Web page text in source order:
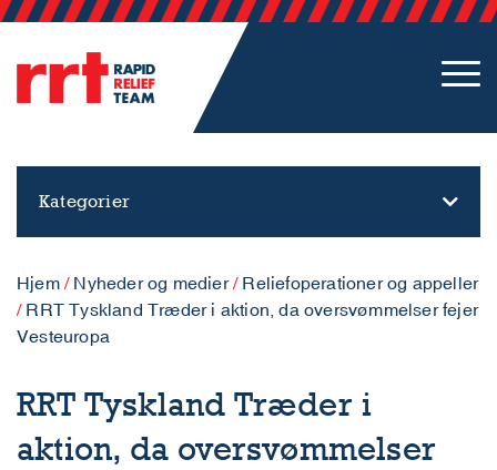
Kategorier
Hjem/ Nyheder og medier/ Reliefoperationer og appeller
/ RRT Tyskland Træder i aktion, da oversvømmelser fejer
Vesteuropa
RRT Tyskland Træder i
aktion, da oversvømmelser